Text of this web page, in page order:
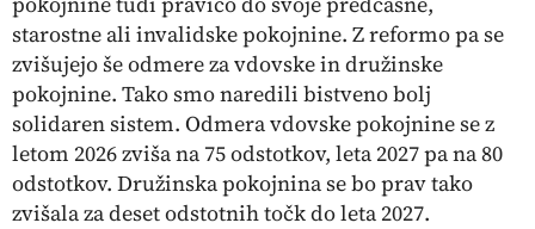
starostne ali invalidske pokojnine. Z reformo pa se
zvišujejo še odmere za vdovske in družinske
pokojnine. Tako smo naredili bistveno bolj
solidaren sistem. Odmera vdovske pokojnine se z
letom 2026 zviša na 75 odstotkov, leta 2027 pa na 80
odstotkov. Družinska pokojnina se bo prav tako
zvišala za deset odstotnih točk do leta 2027.